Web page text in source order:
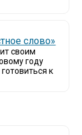
слово»
своим
году
к